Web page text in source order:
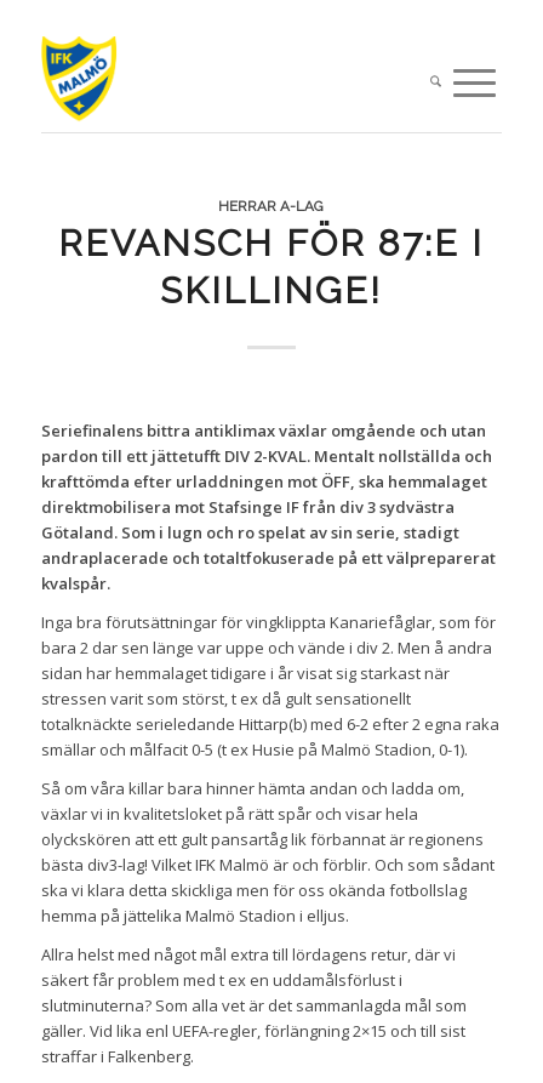
HERRAR A-LAG
REVANSCH FÖR 87:E I
SKILLINGE!
Seriefinalens bittra antiklimax växlar omgående och utan
pardon till ett jättetufft DIV 2-KVAL. Mentalt nollställda och
krafttömda efter urladdningen mot ÖFF, ska hemmalaget
direktmobilisera mot Stafsinge IF från div 3 sydvästra
Götaland. Som i lugn och ro spelat av sin serie, stadigt
andraplacerade och totaltfokuserade på ett välpreparerat
kvalspår.
Inga bra förutsättningar för vingklippta Kanariefåglar, som för
bara 2 dar sen länge var uppe och vände i div 2. Men å andra
sidan har hemmalaget tidigare i år visat sig starkast när
stressen varit som störst, t ex då gult sensationellt
totalknäckte serieledande Hittarp(b) med 6-2 efter 2 egna raka
smällar och målfacit 0-5 (t ex Husie på Malmö Stadion, 0-1).
Så om våra killar bara hinner hämta andan och ladda om,
växlar vi in kvalitetsloket på rätt spår och visar hela
olyckskören att ett gult pansartåg lik förbannat är regionens
bästa div3-lag! Vilket IFK Malmö är och förblir. Och som sådant
ska vi klara detta skickliga men för oss okända fotbollslag
hemma på jättelika Malmö Stadion i elljus.
Allra helst med något mål extra till lördagens retur, där vi
säkert får problem med t ex en uddamålsförlust i
slutminuterna? Som alla vet är det sammanlagda mål som
gäller. Vid lika enl UEFA-regler, förlängning 2×15 och till sist
straffar i Falkenberg.